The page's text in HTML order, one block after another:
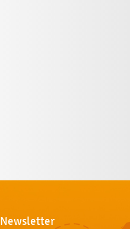
Newsletter